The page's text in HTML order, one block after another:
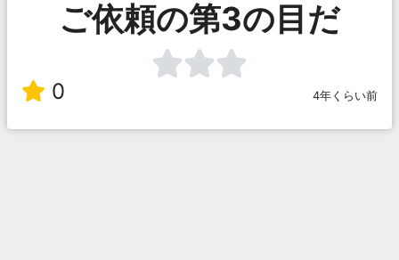
ご依頼の第3の目だ
0 4年くらい前